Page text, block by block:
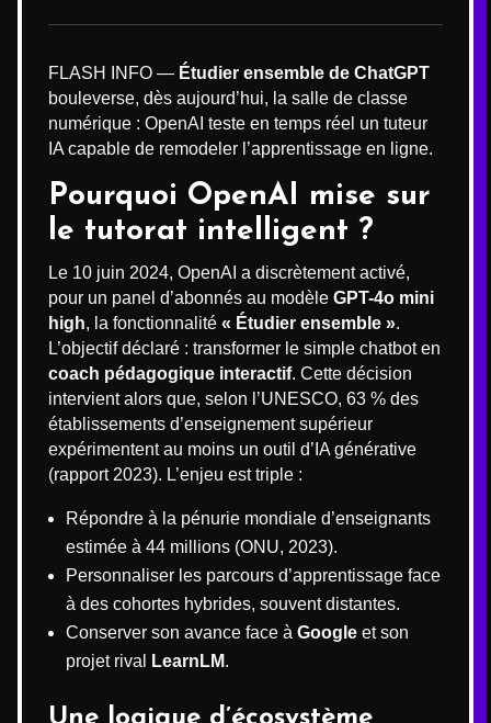
FLASH INFO — Étudier ensemble de ChatGPT
bouleverse, dès aujourd’hui, la salle de classe
numérique : OpenAI teste en temps réel un tuteur
IA capable de remodeler l’apprentissage en ligne.
Pourquoi OpenAI mise sur
le tutorat intelligent ?
Le 10 juin 2024, OpenAI a discrètement activé,
pour un panel d’abonnés au modèle GPT-4o mini
high, la fonctionnalité « Étudier ensemble ».
L’objectif déclaré : transformer le simple chatbot en
coach pédagogique interactif. Cette décision
intervient alors que, selon l’UNESCO, 63 % des
établissements d’enseignement supérieur
expérimentent au moins un outil d’IA générative
(rapport 2023). L’enjeu est triple :
Répondre à la pénurie mondiale d’enseignants
estimée à 44 millions (ONU, 2023).
Personnaliser les parcours d’apprentissage face
à des cohortes hybrides, souvent distantes.
Conserver son avance face à Google et son
projet rival
LearnLM.